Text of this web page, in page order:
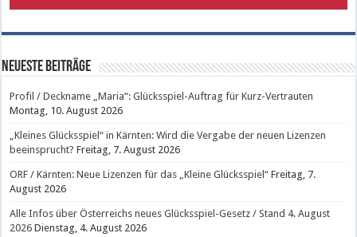
Neueste Beiträge
Profil / Deckname „Maria“: Glücksspiel-Auftrag für Kurz-Vertrauten
Montag, 10. August 2026
„Kleines Glücksspiel“ in Kärnten: Wird die Vergabe der neuen Lizenzen
beeinsprucht? Freitag, 7. August 2026
ORF / Kärnten: Neue Lizenzen für das „Kleine Glücksspiel“ Freitag, 7.
August 2026
Alle Infos über Österreichs neues Glücksspiel-Gesetz / Stand 4. August
2026 Dienstag, 4. August 2026